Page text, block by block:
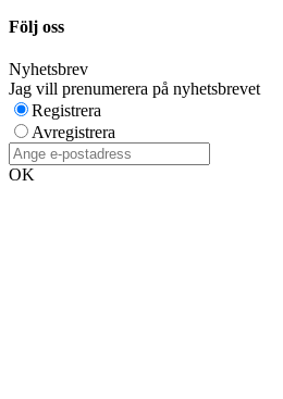
Följ oss
Nyhetsbrev
Jag vill prenumerera på nyhetsbrevet
Registrera
Avregistrera
OK